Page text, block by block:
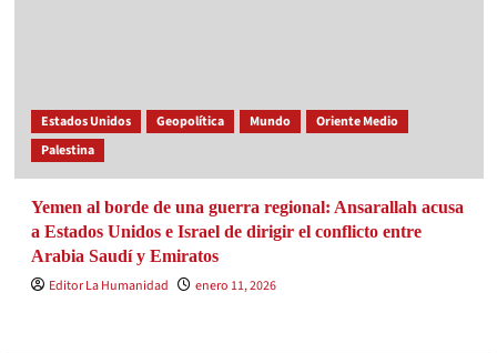
Estados Unidos Geopolítica Mundo
Oriente Medio
Palestina
Yemen al borde de una guerra regional: Ansarallah acusa
a Estados Unidos e Israel de dirigir el conflicto entre
Arabia Saudí y Emiratos
Editor La Humanidad
enero 11, 2026